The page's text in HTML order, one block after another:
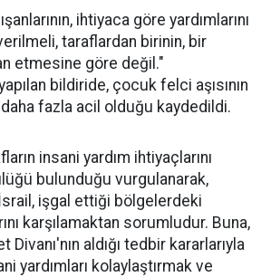
ihtiyaca göre yardımlarını
taraflardan birinin, bir
etmesine göre değil."
bildiride, çocuk felci aşısının
fazla acil olduğu kaydedildi.
insani yardım ihtiyaçlarını
bulunduğu vurgulanarak,
işgal ettiği bölgelerdeki
karşılamaktan sorumludur. Buna,
Divanı'nın aldığı tedbir kararlarıyla
yardımları kolaylaştırmak ve